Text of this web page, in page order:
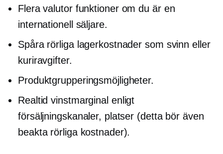
Flera valutorfunktioner om du är en
internationell säljare.
Spåra rörliga lagerkostnader som svinn eller
kuriravgifter.
Produktgrupperingsmöjligheter.
Realtid vinstmarginal enligt
försäljningskanaler, platser (detta bör även
beakta rörliga kostnader).